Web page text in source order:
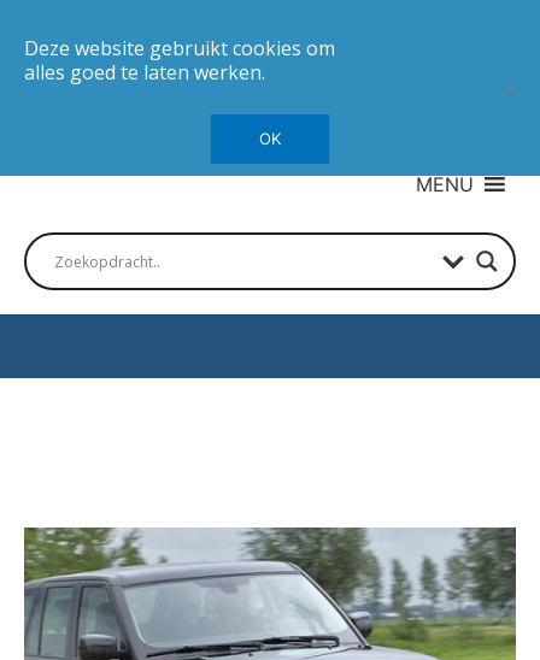
MENU
Deze website gebruikt cookies om
alles goed te laten werken.
OK